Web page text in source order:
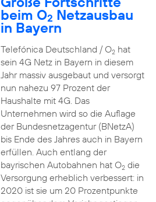
beim O2 Netzausbau
in Bayern
Telefónica Deutschland / O2hat
sein 4G Netz in Bayern in diesem
Jahr massiv ausgebaut und versorgt
nun nahezu 97 Prozent der
Haushalte mit 4G. Das
Unternehmen wird so die Auflage
der Bundesnetzagentur (BNetzA)
bis Ende des Jahres auch in Bayern
erfüllen. Auch entlang der
bayrischen Autobahnen hat O2die
Versorgung erheblich verbessert: in
2020 ist sie um 20 Prozentpunkte